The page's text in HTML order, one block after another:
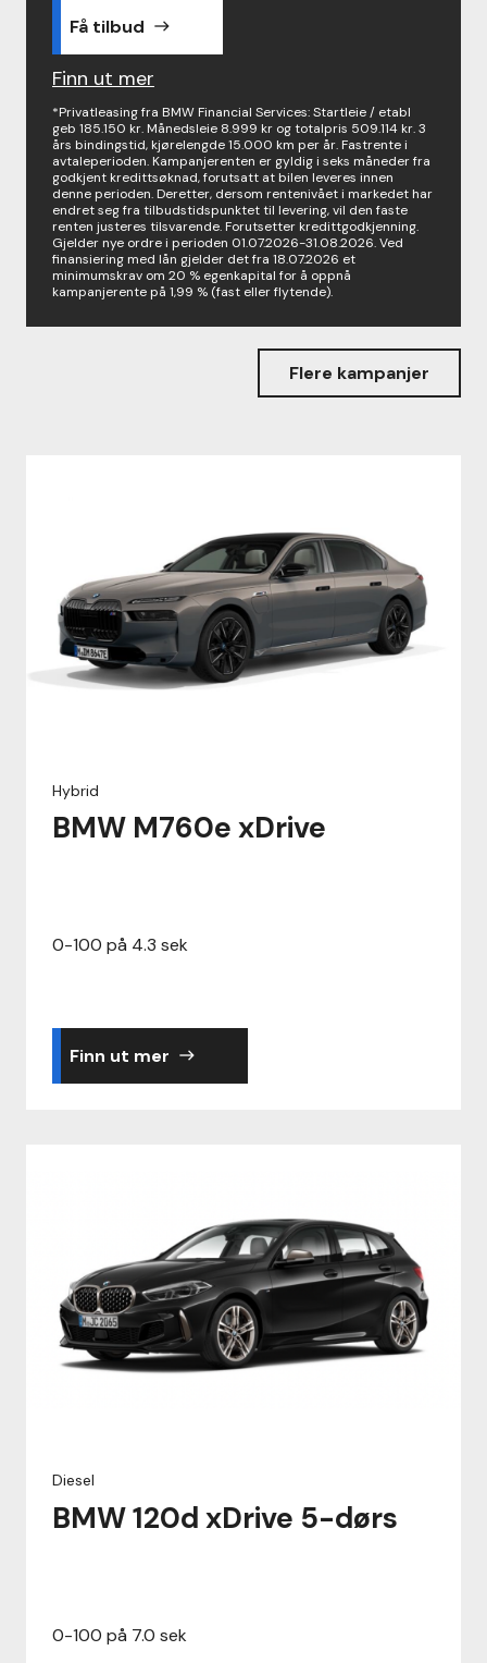
Få tilbud east
Finn ut mer
*Privatleasing fra BMW Financial Services: Startleie / etabl
geb 185.150 kr. Månedsleie 8.999 kr og totalpris 509.114 kr. 3
års bindingstid, kjørelengde 15.000 km per år. Fastrente i
avtaleperioden. Kampanjerenten er gyldig i seks måneder fra
godkjent kredittsøknad, forutsatt at bilen leveres innen
denne perioden. Deretter, dersom rentenivået i markedet har
endret seg fra tilbudstidspunktet til levering, vil den faste
renten justeres tilsvarende. Forutsetter kredittgodkjenning.
Gjelder nye ordre i perioden 01.07.2026-31.08.2026. Ved
finansiering med lån gjelder det fra 18.07.2026 et
minimumskrav om 20 % egenkapital for å oppnå
kampanjerente på 1,99 % (fast eller flytende).
Flere kampanjer
Hybrid
BMW M760e xDrive
0-100 på 4.3 sek
Finn ut mer east
Diesel
BMW 120d xDrive 5-dørs
0-100 på 7.0 sek